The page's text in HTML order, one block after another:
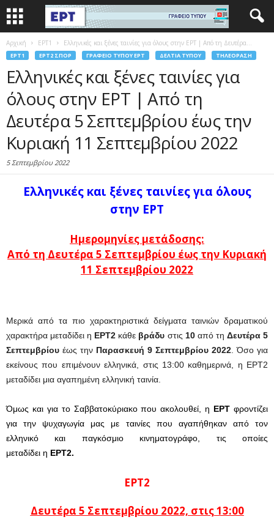
Αρχική EΡΤ1 Ελληνικές και ξένες ταινίες για όλους στην ΕΡΤ | Από τη Δευτέρα...
EΡΤ1 EΡΤ2 ΣΠΟΡ ΓΡΑΦΕΊΟ ΤΎΠΟΥ ΕΡΤ ΔΕΛΤΊΑ ΤΎΠΟΥ ΤΗΛΕΌΡΑΣΗ
Ελληνικές και ξένες ταινίες για
όλους στην ΕΡΤ | Από τη
Δευτέρα 5 Σεπτεμβρίου έως την
Κυριακή 11 Σεπτεμβρίου 2022
5 Σεπτεμβρίου 2022
Ελληνικές και ξένες ταινίες για όλους
στην ΕΡΤ
Ημερομηνίες μετάδοσης:
Από τη Δευτέρα 5 Σεπτεμβρίου έως την Κυριακή
11 Σεπτεμβρίου 2022
Μερικά από τα πιο χαρακτηριστικά δείγματα ταινιών δραματικού
χαρακτήρα μεταδίδει η ΕΡΤ2 κάθε βράδυ στις 10από τη Δευτέρα 5
Σεπτεμβρίου έως την Παρασκευή 9 Σεπτεμβρίου 2022 . Όσο για
εκείνους που επιμένουν ελληνικά, στις 13:00 καθημερινά, η ΕΡΤ2
μεταδίδει μια αγαπημένη ελληνική ταινία.
Όμως και για το Σαββατοκύριακο που ακολουθεί, η ΕΡΤ φροντίζει
για την ψυχαγωγία μας με ταινίες που αγαπήθηκαν από τον
ελληνικό και παγκόσμιο κινηματογράφο, τις οποίες
μεταδίδει η ΕΡΤ2.
ΕΡΤ2
Δευτέρα 5 Σεπτεμβρίου 2022, στις 13:00